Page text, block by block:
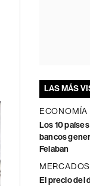
LAS MÁS
ECONOMÍA
Los 10
bancos
Felaban
MERCADOS
El precio del